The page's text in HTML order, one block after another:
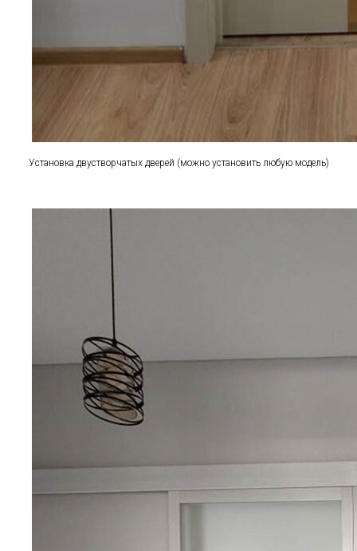
Установка двустворчатых дверей (можно установить любую модель)